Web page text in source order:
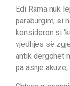
Edi Rama nuk
paraburgim, si
konsideron si
vjedhjes së
antik dërgohet
pa asnjë